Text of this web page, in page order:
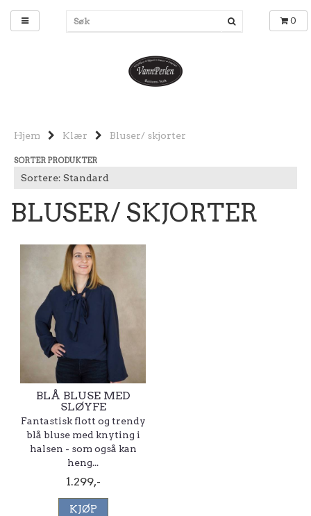
0
Hjem Klær Bluser/ skjorter
SORTER PRODUKTER
BLUSER/ SKJORTER
BLÅ BLUSE MED
SLØYFE
Fantastisk flott og trendy
blå bluse med knyting i
halsen - som også kan
heng...
1.299,-
KJØP